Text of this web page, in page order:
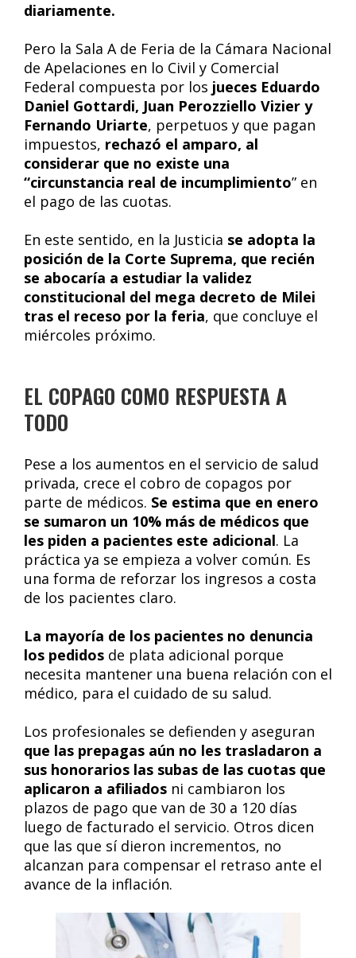
diariamente.
Pero la Sala A de Feria de la Cámara Nacional
de Apelaciones en lo Civil y Comercial
Federal compuesta por los jueces Eduardo
Daniel Gottardi, Juan Perozziello Vizier y
Fernando Uriarte, perpetuos y que pagan
impuestos, rechazó el amparo, al
considerar que no existe una
“circunstancia real de incumplimiento” en
el pago de las cuotas.
En este sentido, en la Justicia se adopta la
posición de la Corte Suprema, que recién
se abocaría a estudiar la validez
constitucional del mega decreto de Milei
tras el receso por la feria, que concluye el
miércoles próximo.
EL COPAGO COMO RESPUESTA A
TODO
Pese a los aumentos en el servicio de salud
privada, crece el cobro de copagos por
parte de médicos. Se estima que en enero
se sumaron un 10% más de médicos que
les piden a pacientes este adicional. La
práctica ya se empieza a volver común. Es
una forma de reforzar los ingresos a costa
de los pacientes claro.
La mayoría de los pacientes no denuncia
los pedidos de plata adicional porque
necesita mantener una buena relación con el
médico, para el cuidado de su salud.
Los profesionales se defienden y aseguran
que las prepagas aún no les trasladaron a
sus honorarios las subas de las cuotas que
aplicaron a afiliados ni cambiaron los
plazos de pago que van de 30 a 120 días
luego de facturado el servicio. Otros dicen
que las que sí dieron incrementos, no
alcanzan para compensar el retraso ante el
avance de la inflación.